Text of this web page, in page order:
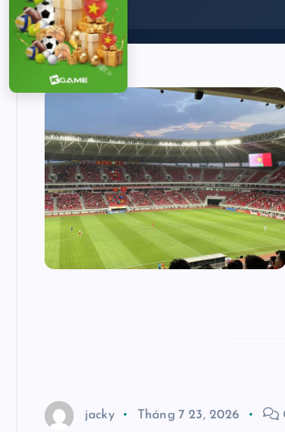
08-06 09:30
jacky Tháng 7 23, 2026